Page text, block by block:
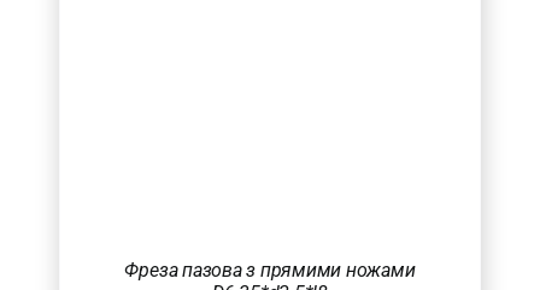
Фреза пазова з прямими ножами